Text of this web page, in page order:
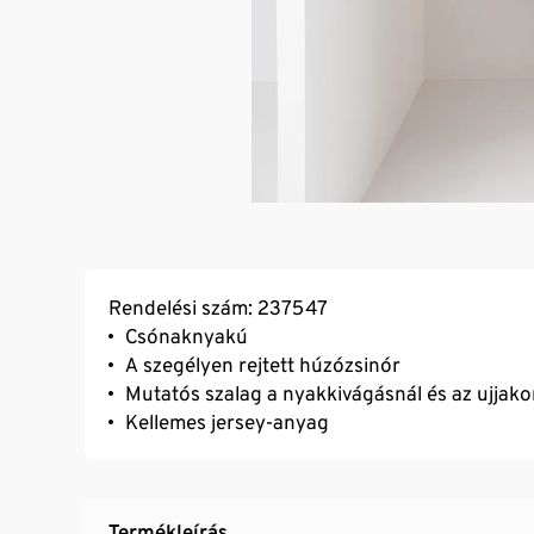
Rendelési szám: 237547
Csónaknyakú
A szegélyen rejtett húzózsinór
Mutatós szalag a nyakkivágásnál és az
Kellemes jersey-anyag